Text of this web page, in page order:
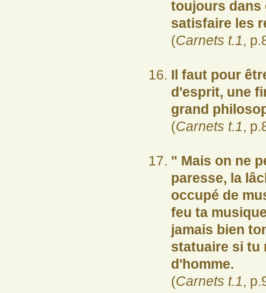
toujours dans
satisfaire les
(Carnets t.1,
Il faut pour
d'esprit, une
grand
(Carnets t.1,
" Mais on ne
paresse, la
occupé de
feu ta
jamais bien
statuaire si tu
d'homme.
(Carnets t.1,